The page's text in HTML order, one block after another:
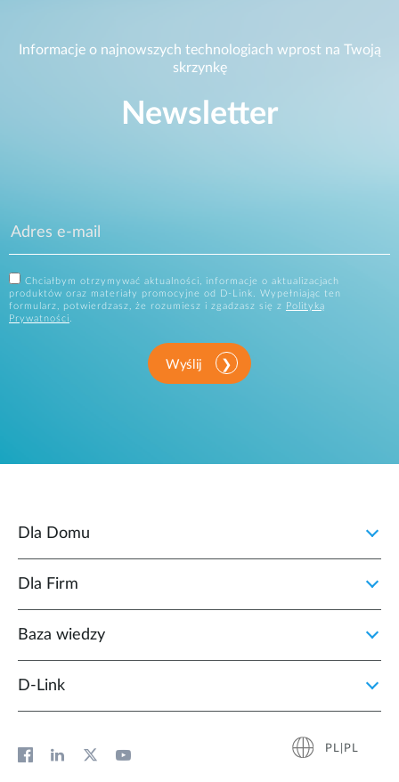
Informacje o najnowszych technologiach wprost na Twoją
skrzynkę
Newsletter
Chciałbym otrzymywać aktualności, informacje o aktualizacjach
produktów oraz materiały promocyjne od D-Link. Wypełniając ten
formularz, potwierdzasz, że rozumiesz i zgadzasz się z
Polityką
Prywatności.
Wyślij
Dla Domu
Dla Firm
Baza wiedzy
D‑Link
PL|PL